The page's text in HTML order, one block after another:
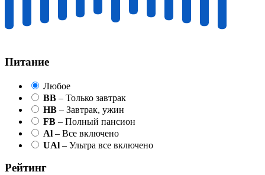
Питание
Любое
BB – Только завтрак
HB – Завтрак, ужин
FB – Полный пансион
Al – Все включено
UAl – Ультра все включено
Рейтинг